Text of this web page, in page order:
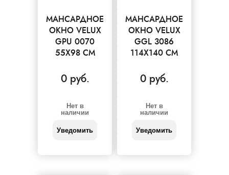
МАНСАРДНОЕ
ОКНО VELUX
GPU 0070
55X98 СМ
0 руб.
Нет в
наличии
Уведомить
МАНСАРДНОЕ
ОКНО VELUX
GGL 3086
114X140 СМ
0 руб.
Нет в
наличии
Уведомить